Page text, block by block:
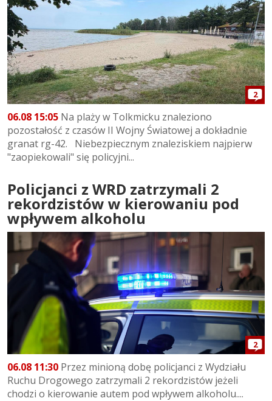
2
06.08 15:05 Na plaży w Tolkmicku znaleziono
pozostałość z czasów II Wojny Światowej a dokładnie
granat rg-42. Niebezpiecznym znaleziskiem najpierw
"zaopiekowali" się policyjni...
Policjanci z WRD zatrzymali 2
rekordzistów w kierowaniu pod
wpływem alkoholu
2
06.08 11:30 Przez minioną dobę policjanci z Wydziału
Ruchu Drogowego zatrzymali 2 rekordzistów jeżeli
chodzi o kierowanie autem pod wpływem alkoholu....